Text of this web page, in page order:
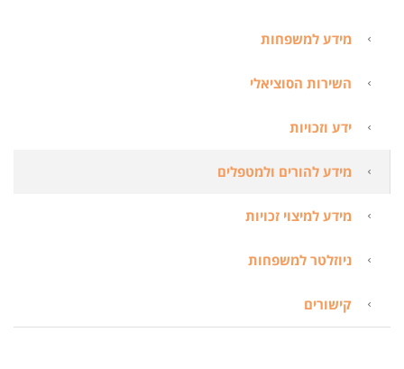
מידע למשפחות
השירות הסוציאלי
ידע וזכויות
מידע להורים ולמטפלים
מידע למיצוי זכויות
ניוזלטר למשפחות
קישורים